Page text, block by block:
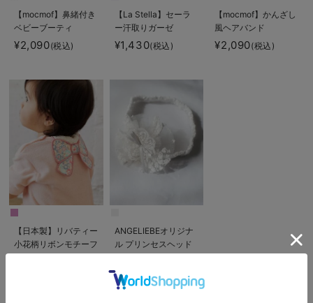
【mocmof】鼻緒付き
ベビーブーティ
¥2,090(税込)
【La Stella】セーラ
ー汗取りガーゼ
¥1,430(税込)
【mocmof】かんざし
風ヘアバンド
¥2,090(税込)
【日本製】リバティー
小花柄リボンモチーフ
ANGELIEBEオリジナ
ル プリンセスヘッド